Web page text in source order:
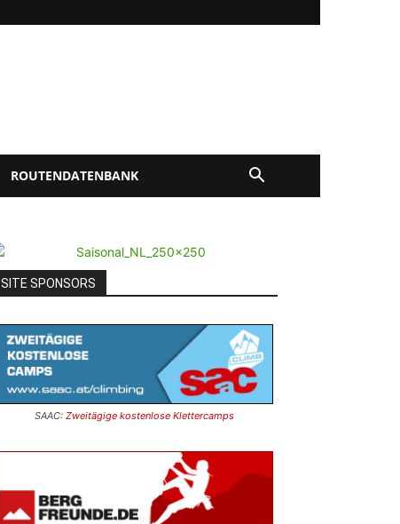
ROUTENDATENBANK
SITE SPONSORS
SAAC: Zweitägige kostenlose Klettercamps